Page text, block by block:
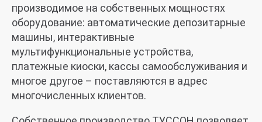
производимое на собственных мощностях
оборудование: автоматические депозитарные
машины, интерактивные
мультифункциональные устройства,
платежные киоски, кассы самообслуживания и
многое другое – поставляются в адрес
многочисленных клиентов.